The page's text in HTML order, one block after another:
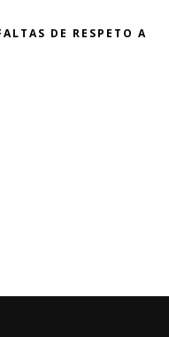
DE RESPETO A